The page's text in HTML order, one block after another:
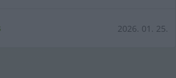
2026. 01. 25.